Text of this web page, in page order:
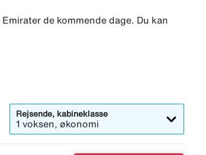
de kommende dage. Du kan
Rejsende, kabineklasse
1 voksen, økonomi